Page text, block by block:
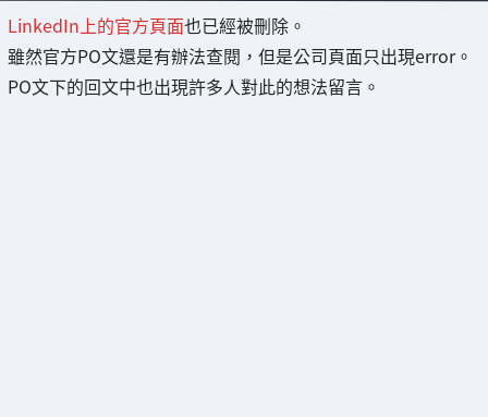
LinkedIn上的官方頁面也已經被刪除。
雖然官方PO文還是有辦法查閱，但是公司頁面只出現error。
PO文下的回文中也出現許多人對此的想法留言。